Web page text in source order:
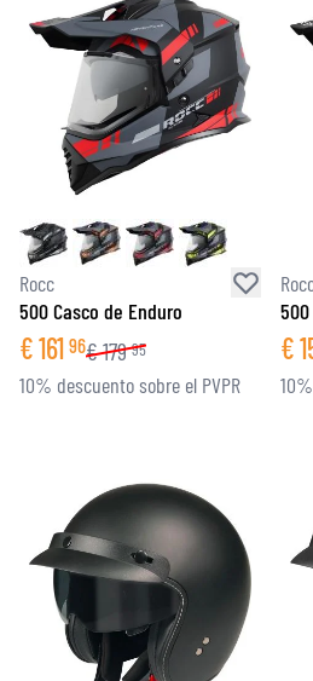
Rocc
500 Casco de Enduro
€161 96€179 95
10% descuento sobre el PVPR
€